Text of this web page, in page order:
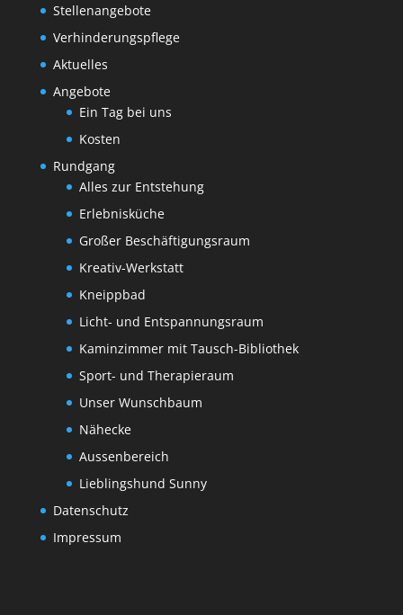
Stellenangebote
Verhinderungspflege
Aktuelles
Angebote
Ein Tag bei uns
Kosten
Rundgang
Alles zur Entstehung
Erlebnisküche
Großer Beschäftigungsraum
Kreativ-Werkstatt
Kneippbad
Licht- und Entspannungsraum
Kaminzimmer mit Tausch-Bibliothek
Sport- und Therapieraum
Unser Wunschbaum
Nähecke
Aussenbereich
Lieblingshund Sunny
Datenschutz
Impressum